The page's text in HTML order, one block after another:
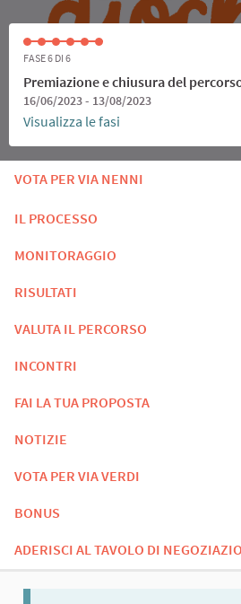
FASE 6 DI 6
Premiazione e chiusura del
16/06/2023 - 13/08/2023
Visualizza le fasi
VOTA PER VIA NENNI
IL PROCESSO
MONITORAGGIO
RISULTATI
VALUTA IL PERCORSO
INCONTRI
FAI LA TUA PROPOSTA
NOTIZIE
VOTA PER VIA VERDI
BONUS
ADERISCI AL TAVOLO DI